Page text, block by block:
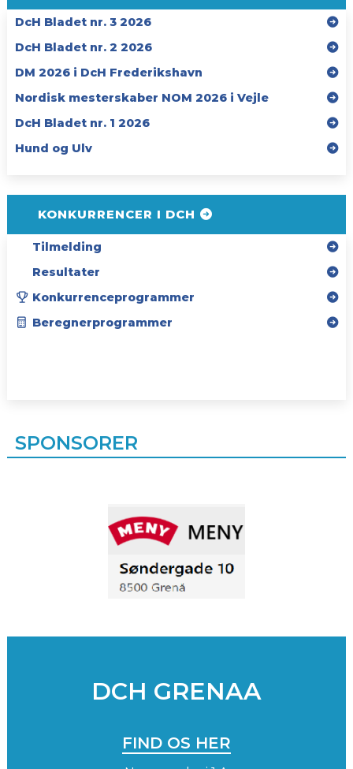
DcH Bladet nr. 3 2026
DcH Bladet nr. 2 2026
DM 2026 i DcH Frederikshavn
Nordisk mesterskaber NOM 2026 i Vejle
DcH Bladet nr. 1 2026
Hund og Ulv
KONKURRENCER I DCH
Tilmelding
Resultater
Konkurrenceprogrammer
Beregnerprogrammer
SPONSORER
DCH GRENAA
FIND OS HER